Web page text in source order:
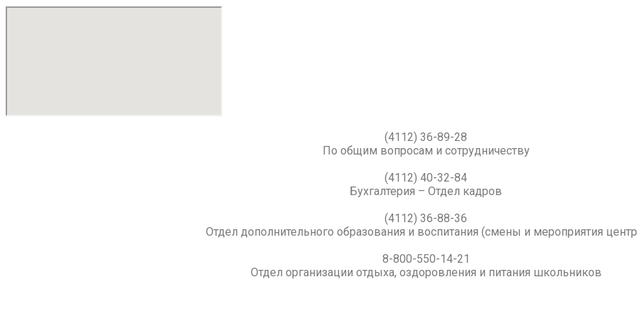
(4112) 36-89-28
По общим вопросам и сотрудничеству
(4112) 40-32-84
Бухгалтерия – Отдел кадров
(4112) 36-88-36
Отдел дополнительного образования и воспитания (смены и мероприятия
8-800-550-14-21
Отдел организации отдыха, оздоровления и питания школьников